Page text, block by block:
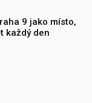
9 jako místo,
každý den